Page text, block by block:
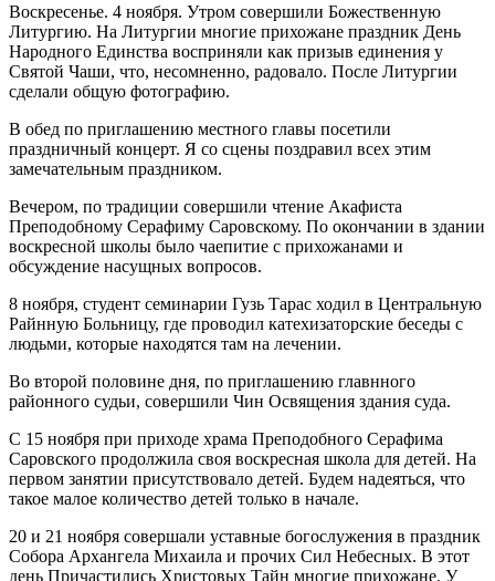
Воскресенье. 4 ноября. Утром совершили Божественную
Литургию. На Литургии многие прихожане праздник День
Народного Единства восприняли как призыв единения у
Святой Чаши, что, несомненно, радовало. После Литургии
сделали общую фотографию.
В обед по приглашению местного главы посетили
праздничный концерт. Я со сцены поздравил всех этим
замечательным праздником.
Вечером, по традиции совершили чтение Акафиста
Преподобному Серафиму Саровскому. По окончании в здании
воскресной школы было чаепитие с прихожанами и
обсуждение насущных вопросов.
8 ноября, студент семинарии Гузь Тарас ходил в Центральную
Райнную Больницу, где проводил катехизаторские беседы с
людьми, которые находятся там на лечении.
Во второй половине дня, по приглашению главнного
районного судьи, совершили Чин Освящения здания суда.
С 15 ноября при приходе храма Преподобного Серафима
Саровского продолжила своя воскресная школа для детей. На
первом занятии присутствовало детей. Будем надеяться, что
такое малое количество детей только в начале.
20 и 21 ноября совершали уставные богослужения в праздник
Собора Архангела Михаила и прочих Сил Небесных. В этот
день Причастились Христовых Тайн многие прихожане. У